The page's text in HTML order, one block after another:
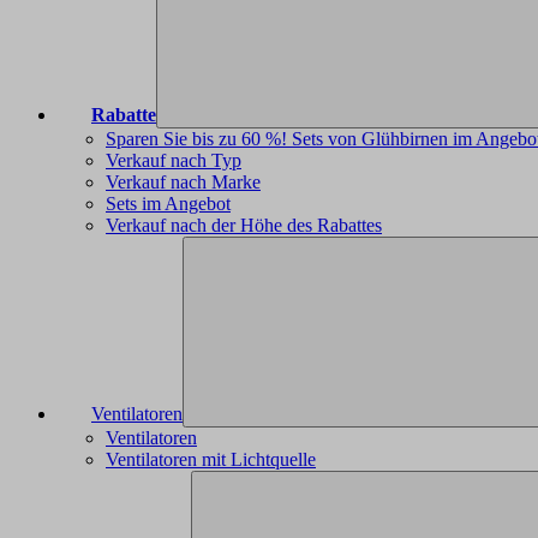
Rabatte
Sparen Sie bis zu 60 %! Sets von Glühbirnen im
Verkauf nach Typ
Verkauf nach Marke
Sets im Angebot
Verkauf nach der Höhe des Rabattes
Ventilatoren
Ventilatoren
Ventilatoren mit Lichtquelle